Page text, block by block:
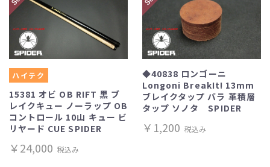
ハイテク
15381 オビ OB RIFT 黒 ブ
レイクキュー ノーラップ OB
コントロール 10山 キュー ビ
リヤード CUE SPIDER
￥24,000 税込み
◆40838 ロンゴーニ
Longoni BreakIt! 13mm
ブレイクタップ バラ 革積層
タップ ソノタ SPIDER
￥1,200 税込み